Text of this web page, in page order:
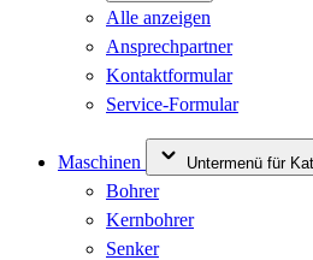
Alle anzeigen
Ansprechpartner
Kontaktformular
Service-Formular
Maschinen Untermenü für
Bohrer
Kernbohrer
Senker